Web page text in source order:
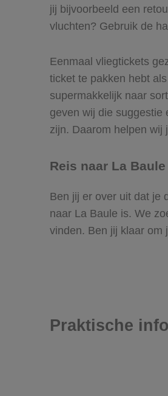
jij bijvoorbeeld een
vluchten? Gebruik de
Eenmaal vliegtickets
ticket te pakken hebt
supermakkelijk naar
geven wij die suggestie
zijn. Daarom helpen wij
Reis naar La Baule
Ben jij er over uit dat je
naar La Baule is. We
vinden. Ben jij klaar om
Praktische